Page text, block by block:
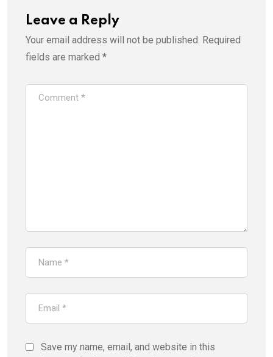
Leave a Reply
Your email address will not be published. Required
fields are marked *
Save my name, email, and website in this